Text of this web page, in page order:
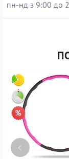
пн-нд з 9:00 до